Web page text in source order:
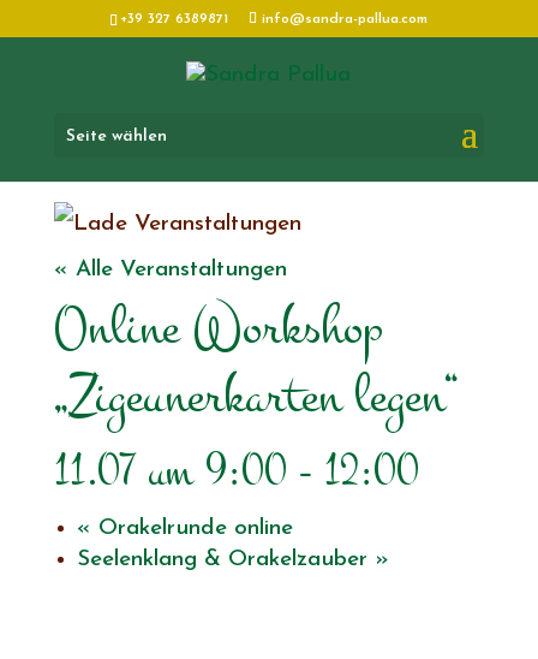
+39 327 6389871 info@sandra-pallua.com
Seite wählen
« Alle Veranstaltungen
Online Workshop
„Zigeunerkarten legen“
11.07 um 9:00 - 12:00
« Orakelrunde online
Seelenklang & Orakelzauber »